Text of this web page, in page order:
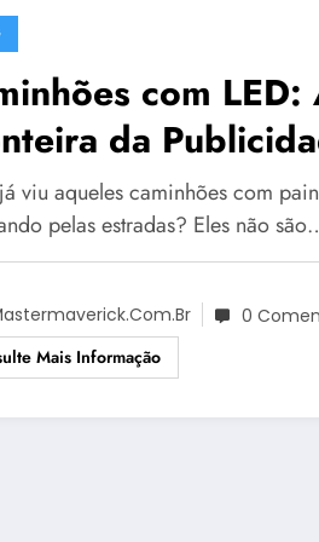
com
da
Brasileiras
viu aqueles caminhões com
pelas estradas? Eles não
0
Mais Informação